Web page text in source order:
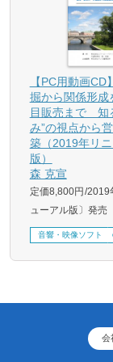
【PC用動画CD
掘から関係形成
目販売まで 知
み”の視点から
築（2019年リ
版）
森 克宣
定価8,800円 2019
ューアル版〕発売
音響・映像ソフト
会